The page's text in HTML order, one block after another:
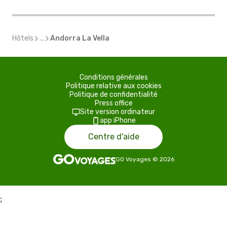
Hôtels ... Andorra La Vella
Conditions générales
Politique relative aux cookies
Politique de confidentialité
Press office
Site version ordinateur
app iPhone
Centre d'aide
GO Voyages © 2026
;